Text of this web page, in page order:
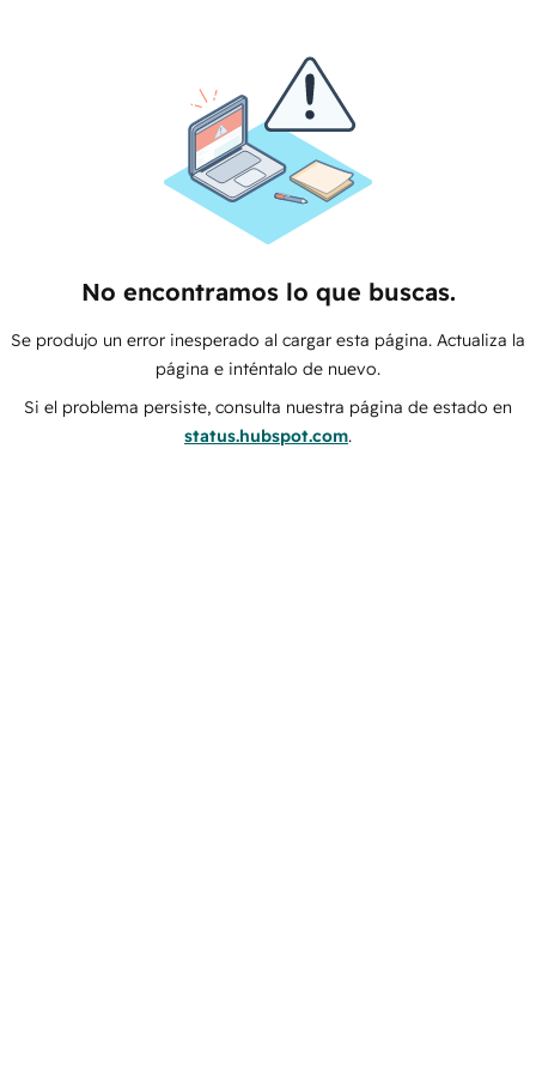
No encontramos lo que buscas.
Se produjo un error inesperado al cargar esta página. Actualiza la
página e inténtalo de nuevo.
Si el problema persiste, consulta nuestra página de estado en
status.hubspot.com.